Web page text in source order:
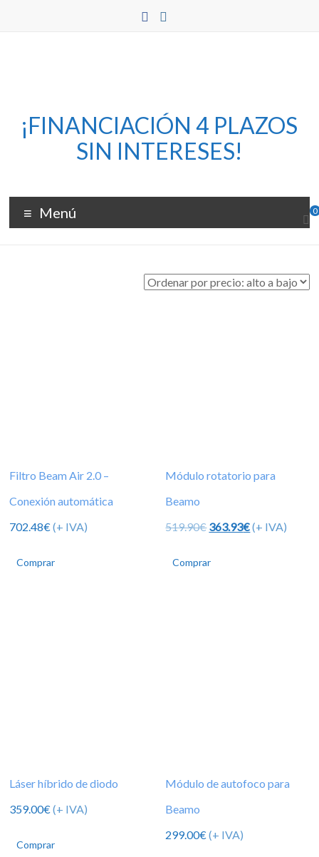
Flux
Cortadoras
¡FINANCIACIÓN 4 PLAZOS
SIN INTERESES!
0
Menú
Filtro Beam Air 2.0 –
Conexión automática
702.48€(+ IVA)
Comprar
Módulo rotatorio para
Beamo
519.90€El
era:
363.93€El
(+ IVA)
Comprar
Láser híbrido de diodo
359.00€(+ IVA)
Comprar
Módulo de autofoco para
Beamo
299.00€(+ IVA)